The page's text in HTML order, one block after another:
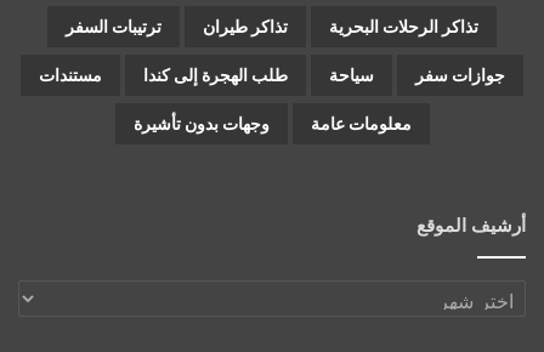
تذاكر الرحلات البحرية تذاكر طيران ترتيبات السفر
جوازات سفر سياحة طلب الهجرة إلى كندا مستندات
معلومات عامة وجهات بدون تأشيرة
أرشيف الموقع
أرشيف